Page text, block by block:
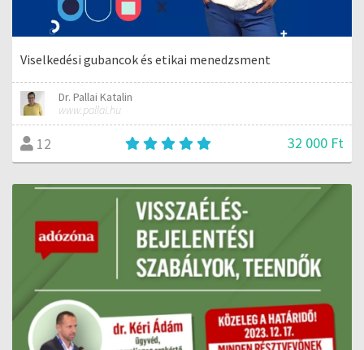
Viselkedési gubancok és etikai menedzsment
Dr. Pallai Katalin
www.pallai.hu
12 32 000 Ft